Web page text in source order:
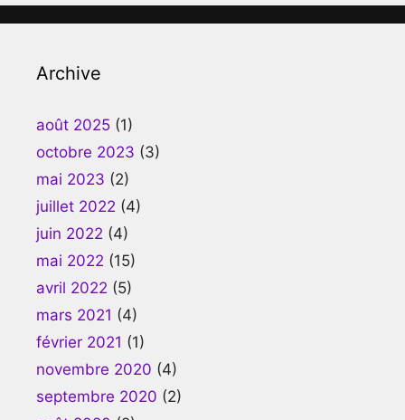
Archive
août 2025 (1)
octobre 2023 (3)
mai 2023 (2)
juillet 2022 (4)
juin 2022 (4)
mai 2022 (15)
avril 2022 (5)
mars 2021 (4)
février 2021 (1)
novembre 2020 (4)
septembre 2020 (2)